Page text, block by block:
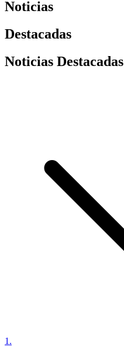
Noticias
Destacadas
Noticias Destacadas
1 .